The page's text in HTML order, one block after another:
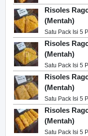
Risoles
(Mentah)
Satu Pack Isi 5
Risoles
(Mentah)
Satu Pack Isi 5
Risoles
(Mentah)
Satu Pack Isi 5
Risoles
(Mentah)
Satu Pack Isi 5